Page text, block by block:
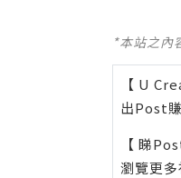
*本站之內
【 U
出Post
【 睇
瀏覽更多